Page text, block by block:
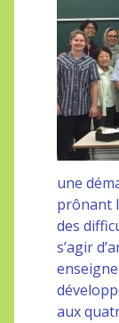
une
prônant
des
s’agir
aux